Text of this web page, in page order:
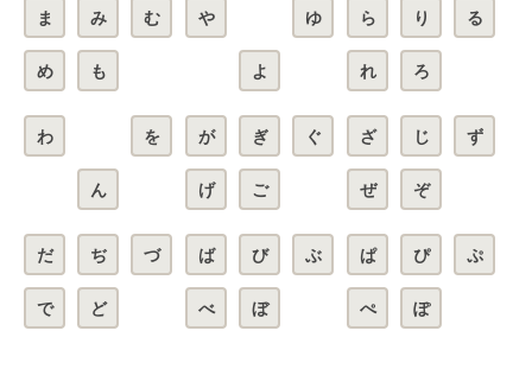
ま み む
め も
や ゆ
よ
ら り る
れ ろ
わ を
ん
が ぎ ぐ
げ ご
ざ じ ず
ぜ ぞ
だ ぢ づ
で ど
ば び ぶ
べ ぼ
ぱ ぴ ぷ
ぺ ぽ